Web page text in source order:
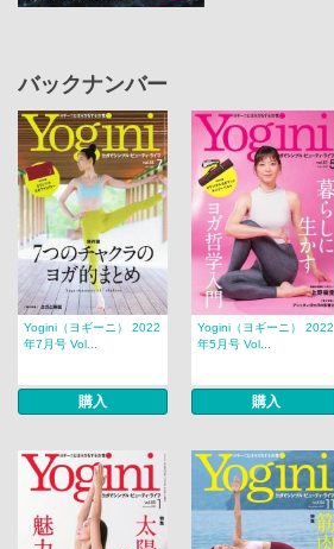
バックナンバー
Yogini（ヨギーニ） 2022
年7月号 Vol...
購入
Yogini（ヨギーニ） 2022
年5月号 Vol...
購入